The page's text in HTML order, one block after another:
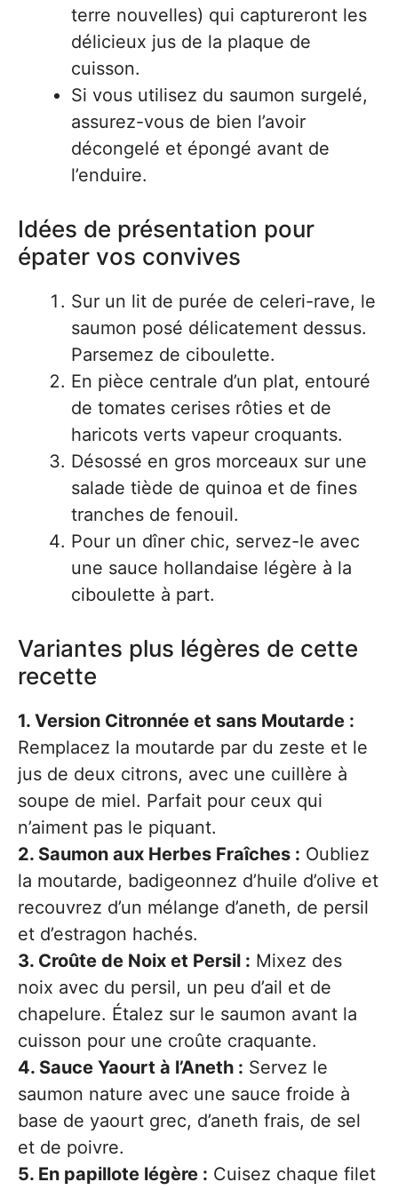
terre nouvelles) qui captureront les
délicieux jus de la plaque de
cuisson.
Si vous utilisez du saumon surgelé,
assurez-vous de bien l’avoir
décongelé et épongé avant de
l’enduire.
Idées de présentation pour
épater vos convives
Sur un lit de purée de celeri-rave, le
saumon posé délicatement dessus.
Parsemez de ciboulette.
En pièce centrale d’un plat, entouré
de tomates cerises rôties et de
haricots verts vapeur croquants.
Désossé en gros morceaux sur une
salade tiède de quinoa et de fines
tranches de fenouil.
Pour un dîner chic, servez-le avec
une sauce hollandaise légère à la
ciboulette à part.
Variantes plus légères de cette
recette
1. Version Citronnée et sans Moutarde :
Remplacez la moutarde par du zeste et le
jus de deux citrons, avec une cuillère à
soupe de miel. Parfait pour ceux qui
n’aiment pas le piquant.
2. Saumon aux Herbes Fraîches : Oubliez
la moutarde, badigeonnez d’huile d’olive et
recouvrez d’un mélange d’aneth, de persil
et d’estragon hachés.
3. Croûte de Noix et Persil : Mixez des
noix avec du persil, un peu d’ail et de
chapelure. Étalez sur le saumon avant la
cuisson pour une croûte craquante.
4. Sauce Yaourt à l’Aneth : Servez le
saumon nature avec une sauce froide à
base de yaourt grec, d’aneth frais, de sel
et de poivre.
5. En papillote légère : Cuisez chaque filet